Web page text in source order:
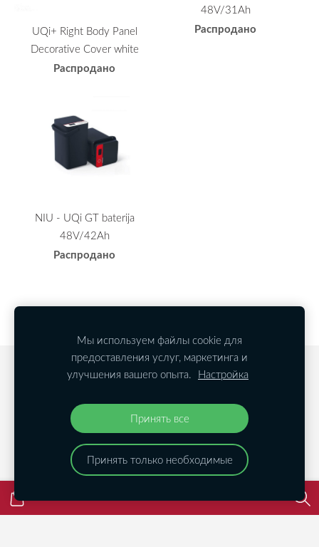
UQi+ Right Body Panel
Decorative Cover white
Распродано
48V/31Ah
Распродано
NIU - UQi GT baterija
48V/42Ah
Распродано
Файлы cookie
2023 LIFE Group SIA
Мы используем файлы cookie для
предоставления услуг, маркетинга и
улучшения вашего опыта. Настройка
Принять все
Принять только необходимые